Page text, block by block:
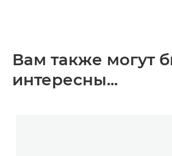
Вам также могут
интересны...